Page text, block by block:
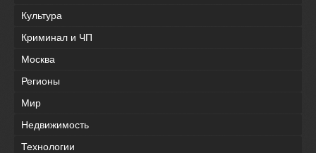
Культура
Криминал и ЧП
Москва
Регионы
Мир
Недвижимость
Технологии